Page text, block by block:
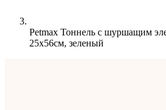
Petmax Тоннель с шуршащим
25х56см, зеленый